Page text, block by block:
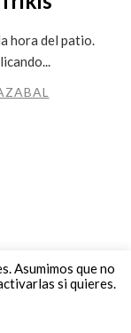
hora del patio.
Asumimos que no
si quieres.